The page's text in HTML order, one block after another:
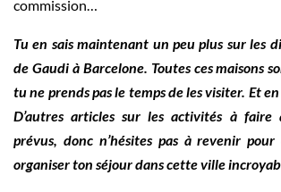
commission…
Tu en sais maintenant un peu plus sur les
de Gaudi à Barcelone. Toutes ces maisons
tu ne prends pas le temps de les visiter. Et
D’autres articles sur les activités à faire
prévus, donc n’hésites pas à revenir
organiser ton séjour dans cette ville